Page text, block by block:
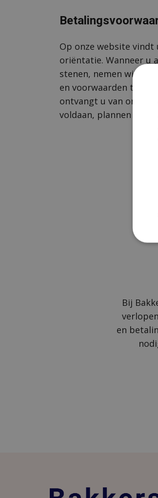
Op onze website
oriëntatie. Wanneer u
stenen, nemen wij
en voorwaarden te
ontvangt u van ons
voldaan, plannen wij
Bij
en